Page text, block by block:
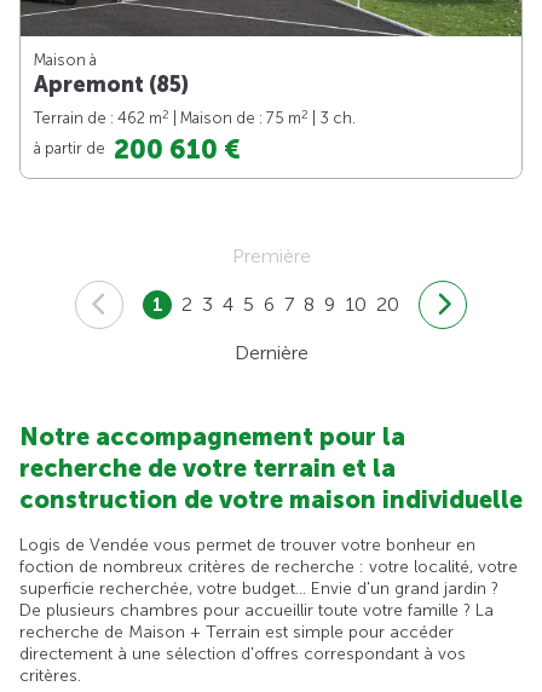
Maison à
Apremont (85)
Terrain de : 462 m2 | Maison de : 75 m2
| 3 ch.
à partir de 200 610 €
Première
1 2 3 4 5 6 7 8 9 10 20
Dernière
Notre accompagnement pour la
recherche de votre terrain et la
construction de votre maison individuelle
Logis de Vendée vous permet de trouver votre bonheur en
foction de nombreux critères de recherche : votre localité, votre
superficie recherchée, votre budget... Envie d'un grand jardin ?
De plusieurs chambres pour accueillir toute votre famille ? La
recherche de Maison + Terrain est simple pour accéder
directement à une sélection d'offres correspondant à vos
critères.